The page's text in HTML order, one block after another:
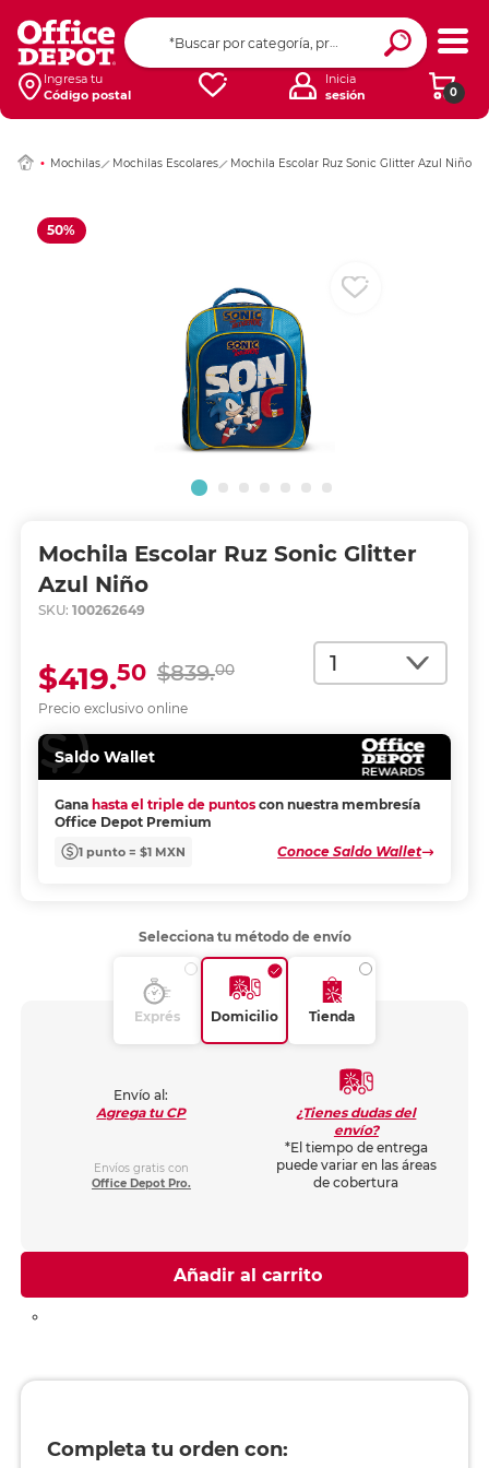
Ingresa tu
Código postal
0
Inicia
sesión
Mochilas Mochilas Escolares Mochila Escolar Ruz Sonic Glitter Azul Niño
50%
Mochila Escolar Ruz Sonic Glitter
Azul Niño
SKU: 100262649
Cantidad
Precio exclusivo online
$839.00
$419.50
Saldo Wallet
Gana hasta el triple de puntos con nuestra membresía
Office Depot Premium
1 punto = $1 MXN Conoce Saldo Wallet
Ingresar Codigo
Selecciona tu método de envío
Exprés Domicilio Tienda
Envío al:
Agrega tu CP
Envíos gratis con
Office Depot Pro.
¿Tienes dudas del
envío?
*El tiempo de entrega
puede variar en las áreas
de cobertura
Añadir al carrito
Completa tu orden con: